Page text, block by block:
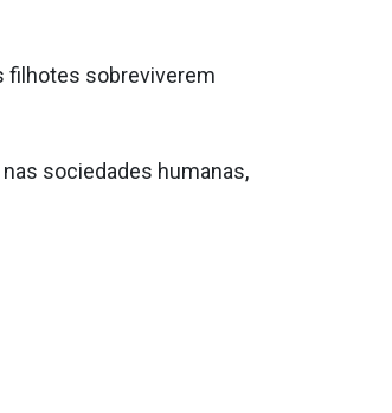
filhotes sobreviverem
sociedades humanas,